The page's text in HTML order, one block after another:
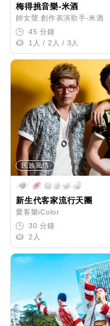
梅得挑音樂-米酒
帥女聲.創作表演歌手-米酒
45 分鐘
1人 / 2人 / 3人
民族風情
新生代客家流行天團
愛客樂iColor
30 分鐘
2人